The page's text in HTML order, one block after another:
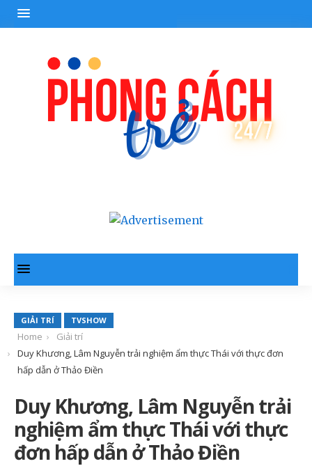
GIẢI TRÍ TVSHOW
Home
Giải trí
Duy Khương, Lâm Nguyễn trải nghiệm ẩm thực Thái với thực đơn
hấp dẫn ở Thảo Điền
Duy Khương, Lâm Nguyễn trải
nghiệm ẩm thực Thái với thực
đơn hấp dẫn ở Thảo Điền